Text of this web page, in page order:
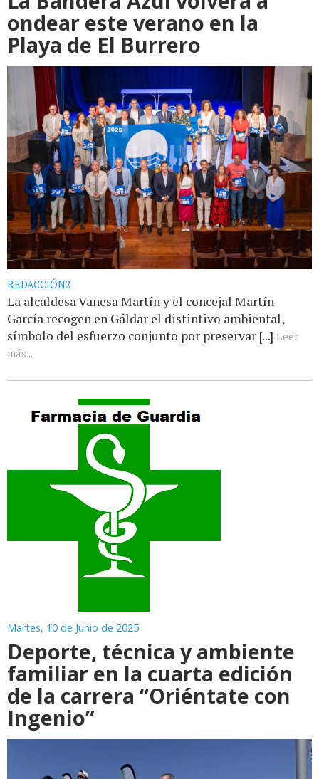
ondear este verano en la
Playa de El Burrero
REDACCIÓN2
La alcaldesa Vanesa Martín y el concejal Martín
García recogen en Gáldar el distintivo ambiental,
símbolo del esfuerzo conjunto por preservar [...] Leer
más...
Martes, 10 de Junio de 2025
Deporte, técnica y ambiente
familiar en la cuarta edición
de la carrera “Oriéntate con
Ingenio”